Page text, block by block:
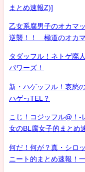
まとめ速報Z)]
乙女系腐男子のオカマ
逆襲！！ 極道のオカマ
タダッフル！ネトゲ廃
パワーズ！
新・ハゲッフル！哀愁
ハゲっTEL？
こじ！コジッフル@！-
女のBL腐女子的まとめ
何だ！何が？真・シ
ニート的まとめ速報！